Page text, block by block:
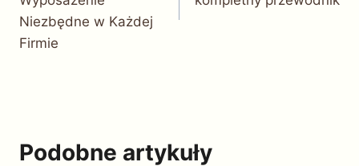
Niezbędne w Każdej
Firmie
Podobne artykuły